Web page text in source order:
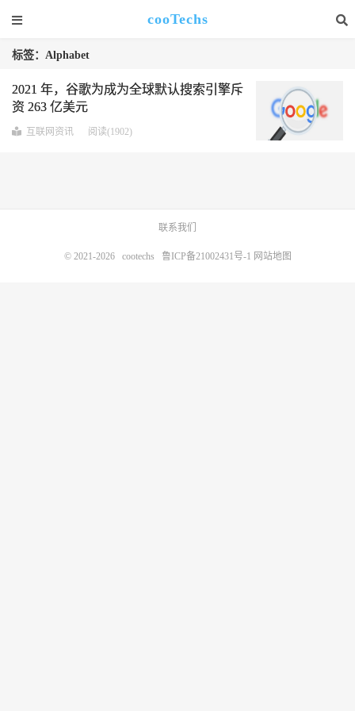
cooTechs
标签：Alphabet
2021 年，谷歌为成为全球默认搜索引擎斥
资 263 亿美元
互联网资讯 阅读(1902)
联系我们
© 2021-2026 cootechs 鲁ICP备21002431号-1 网站地图